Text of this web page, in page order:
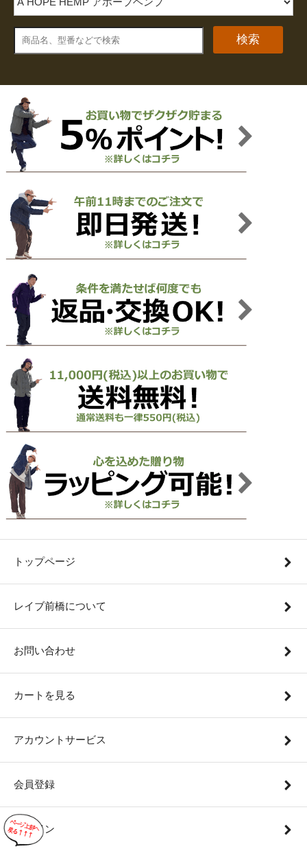
検索
トップページ
レイブ前橋について
お問い合わせ
カートを見る
アカウントサービス
会員登録
ログイン